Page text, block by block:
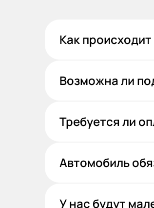
Как
Возможна ли
Требуется ли
Автомобиль
У нас будут